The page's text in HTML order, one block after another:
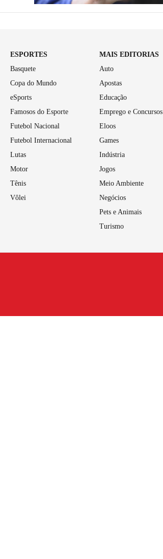
ESPORTES
Basquete
Copa do Mundo
eSports
Famosos do Esporte
Futebol Nacional
Futebol Internacional
Lutas
Motor
Tênis
Vôlei
MAIS EDITORIAS
Auto
Apostas
Educação
Emprego e Concursos
Eloos
Games
Indústria
Jogos
Meio Ambiente
Negócios
Pets e Animais
Turismo